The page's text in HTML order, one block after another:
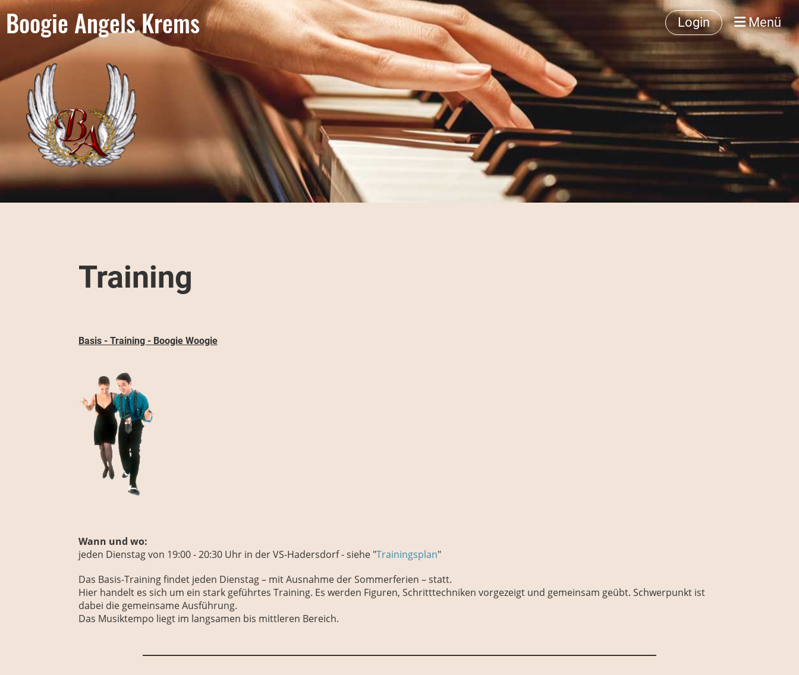
Boogie Angels Krems Login Menü
Training
Basis - Training - Boogie Woogie
Wann und wo:
jeden Dienstagvon 19:00 - 20:30 Uhr in der VS-Hadersdorf - siehe "Trainingsplan"
Das Basis-Training findet jeden Dienstag – mit Ausnahme der Sommerferien – statt.
Hier handelt es sich um ein stark geführtes Training. Es werden Figuren, Schritttechniken vorgezeigt und gemeinsam geübt. Schwerpunkt ist
dabei die gemeinsame Ausführung.
Das Musiktempo liegt im langsamen bis mittleren Bereich.